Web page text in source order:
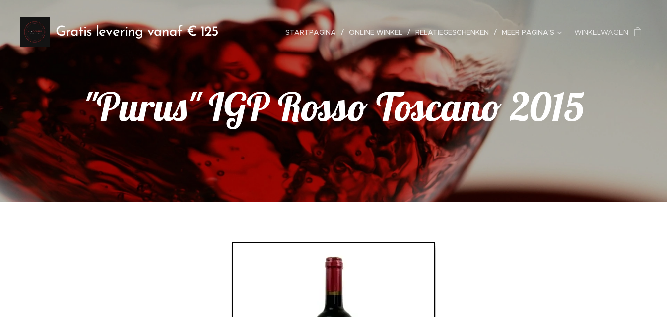
Gratis levering vanaf € 125 STARTPAGINA ONLINE WINKEL RELATIEGESCHENKEN MEER PAGINA'S WINKELWAGEN
"Purus" IGP Rosso Toscano 2015